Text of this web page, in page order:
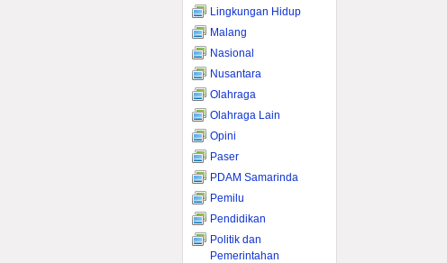
Lingkungan Hidup
Malang
Nasional
Nusantara
Olahraga
Olahraga Lain
Opini
Paser
PDAM Samarinda
Pemilu
Pendidikan
Politik dan
Pemerintahan